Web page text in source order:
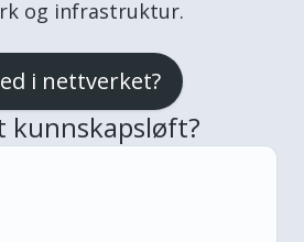
og infrastruktur.
i nettverket?
kunnskapsløft?